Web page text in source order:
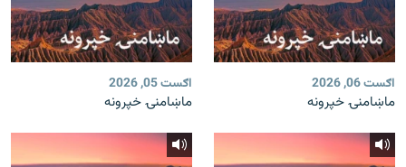
اګست 06, 2026
ماښامنۍ خپرونه
اګست 05, 2026
ماښامنۍ خپرونه